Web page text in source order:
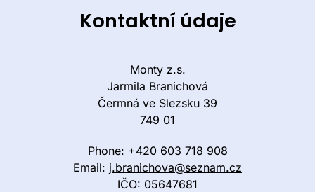
Kontaktní údaje
Monty z.s.
Jarmila Branichová
Čermná ve Slezsku 39
749 01
Phone: +420 603 718 908
Email: j.branichova@seznam.cz
IČO: 05647681